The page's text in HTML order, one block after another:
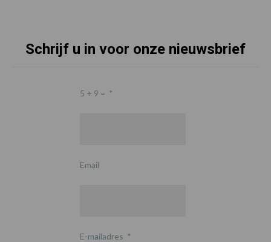
Schrijf u in voor onze nieuwsbrief
5 + 9 = *
Email
E-mailadres *